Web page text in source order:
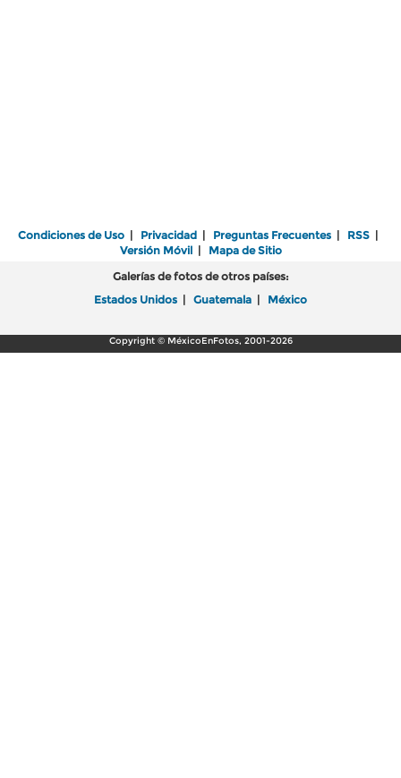
Condiciones de Uso | Privacidad | Preguntas Frecuentes | RSS |
Versión Móvil| Mapa de Sitio
Galerías de fotos de otros países:
Estados Unidos | Guatemala | México
Copyright © MéxicoEnFotos, 2001-2026